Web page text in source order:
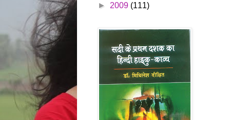
► 2009 (111)